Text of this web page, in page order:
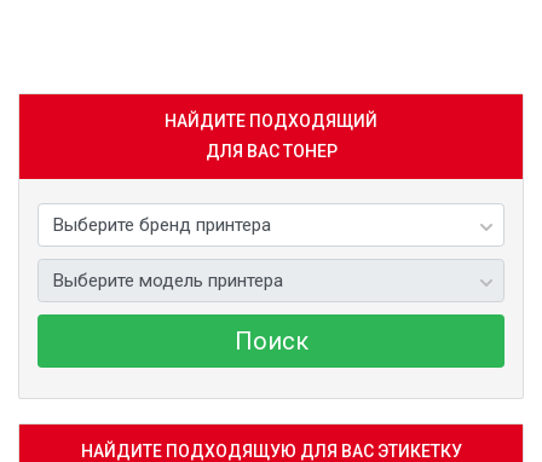
НАЙДИТЕ ПОДХОДЯЩИЙ
ДЛЯ ВАС ТОНЕР
Поиск
НАЙДИТЕ ПОДХОДЯЩУЮ ДЛЯ ВАС ЭТИКЕТКУ